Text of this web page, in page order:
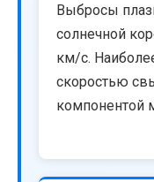
Выбросы
солнечной
км/с.
скоростью
компонентой